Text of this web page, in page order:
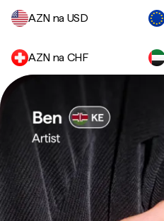
AZN na USD
AZN na CHF